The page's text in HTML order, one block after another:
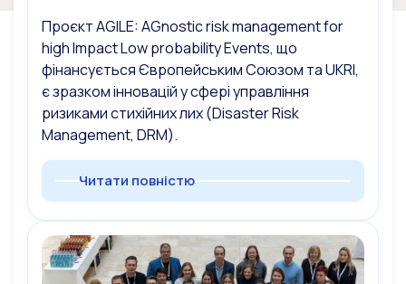
Проєкт AGILE: AGnostic risk management for
high Impact Low probability Events, що
фінансується Європейським Союзом та UKRI,
є зразком інновацій у сфері управління
ризиками стихійних лих (Disaster Risk
Management, DRM).
Читати повністю